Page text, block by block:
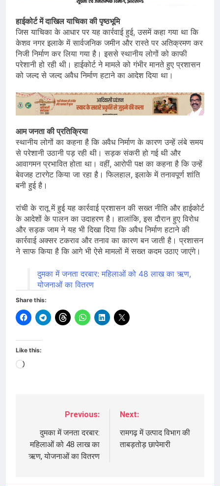
हाईकोर्ट में दाखिल याचिका की पृष्ठभूमि
जिस याचिका के आधार पर यह कार्रवाई हुई, उसमें कहा गया था कि
केशव नगर इलाके में सार्वजनिक जमीन और रास्ते पर अतिक्रमण कर
निजी निर्माण कर लिया गया है। इससे स्थानीय लोगों को काफी
परेशानी हो रही थी। हाईकोर्ट ने मामले को गंभीर मानते हुए प्रशासन
को जल्द से जल्द अवैध निर्माण हटाने का आदेश दिया था।
आम जनता की प्रतिक्रिया
स्थानीय लोगों का कहना है कि अवैध निर्माण के कारण उन्हें लंबे समय
से परेशानी उठानी पड़ रही थी। सड़क संकरी हो गई थी और
आवागमन प्रभावित होता था। वहीं, आरोपी पक्ष का कहना है कि उन्हें
बेवजह टारगेट किया जा रहा है। फिलहाल, इलाके में तनावपूर्ण शांति
बनी हुई है।
रांची के रातू में हुई यह कार्रवाई प्रशासन की सख्त नीति और हाईकोर्ट
के आदेशों के पालन का उदाहरण है। हालांकि, इस दौरान हुए विरोध
और सड़क जाम ने यह भी दिखा दिया कि अवैध निर्माण हटाने की
कार्रवाई अक्सर टकराव और तनाव का कारण बन जाती है। प्रशासन
ने साफ किया है कि आगे भी ऐसे मामलों में सख्त कदम उठाए जाएंगे।
दुमका में जनता दरबार: महिलाओं को 48 लाख का ऋण,
योजनाओं का वितरण
Share this:
Like this:
Loading…
navigation
Previous:
दुमका में जनता दरबार:
महिलाओं को 48 लाख का
ऋण, योजनाओं का वितरण
Next:
रामगढ़ में उत्पाद विभाग की
ताबड़तोड़ छापेमारी